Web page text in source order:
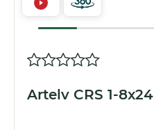
Artelv CRS 1-